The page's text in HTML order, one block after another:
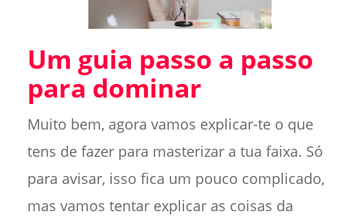
Um guia passo a passo
para dominar
Muito bem, agora vamos explicar-te o que
tens de fazer para masterizar a tua faixa. Só
para avisar, isso fica um pouco complicado,
mas vamos tentar explicar as coisas da